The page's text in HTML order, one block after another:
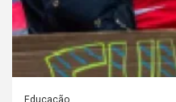
Educação